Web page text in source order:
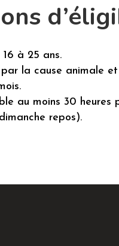
à 25 ans.
la cause animale
au moins 30 heures
repos).